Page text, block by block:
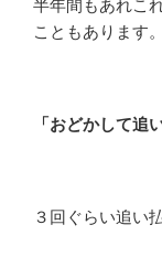
半年間もあれこ
こともあります。
「おどかして追
３回ぐらい追い